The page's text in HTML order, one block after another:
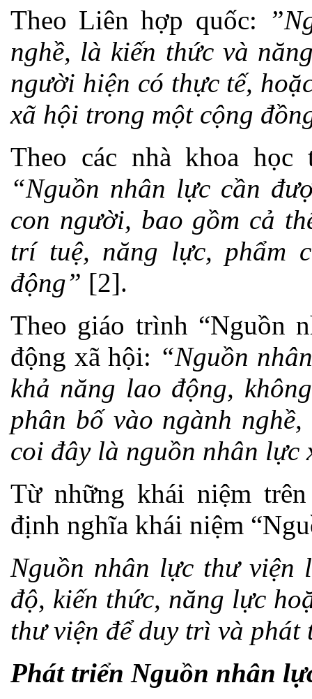
Theo Liên hợp quốc:
nghề, là kiến thức và
người hiện có thực tế,
xã hội trong một cộng
Theo các nhà khoa
“Nguồn nhân lực cần
con người, bao gồm cả
trí tuệ, năng lực, phẩm
động” [2].
Theo giáo trình “Nguồn
động xã hội: “Nguồn
khả năng lao động,
phân bố vào ngành
coi đây là nguồn nhân lực
Từ những khái niệm
định nghĩa khái niệm
Nguồn nhân lực thư
độ, kiến thức, năng lực
thư viện để duy trì và
Phát triển Nguồn nhân